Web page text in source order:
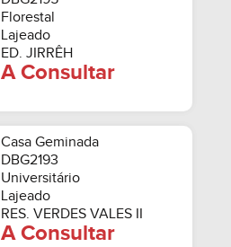
Florestal
Lajeado
ED. JIRRÊH
A Consultar
Casa Geminada
DBG2193
Universitário
Lajeado
RES. VERDES VALES II
A Consultar